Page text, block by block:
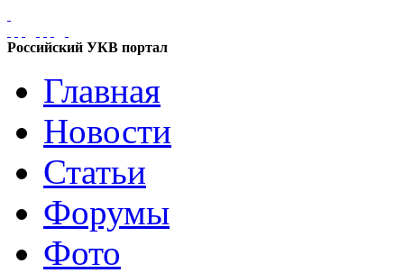
Российский УКВ портал
Главная
Новости
Статьи
Форумы
Фото